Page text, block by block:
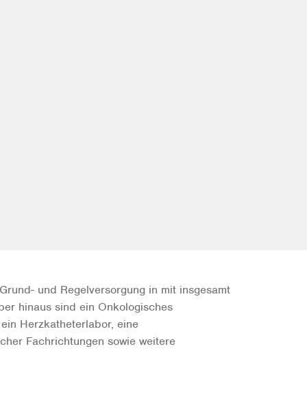
und Regelversorgung in mit insgesamt
hinaus sind ein Onkologisches
Herzkatheterlabor, eine
Fachrichtungen sowie weitere